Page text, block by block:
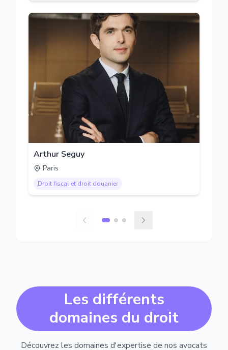
Arthur Seguy
Paris
Droit fiscal et droit douanier
Les différents
domaines du droit
Découvrez les domaines d'expertise de nos avocats